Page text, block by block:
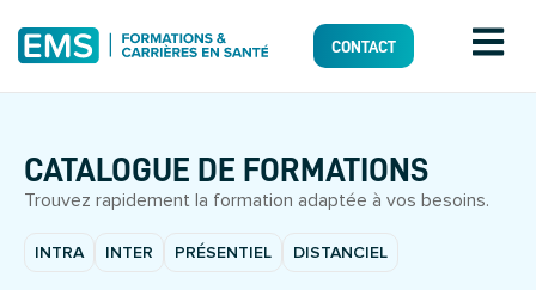
CONTACT
CATALOGUE DE FORMATIONS
Trouvez rapidement la formation adaptée à vos besoins.
INTRA INTER PRÉSENTIEL DISTANCIEL